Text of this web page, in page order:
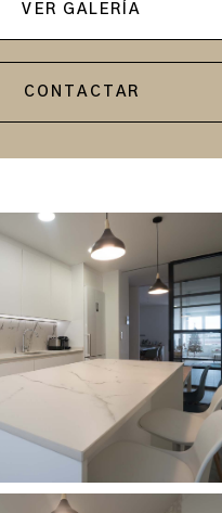
VER GALERÍA
CONTACTAR